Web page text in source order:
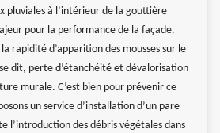
pluviales à l’intérieur de la gouttière
pour la performance de la façade.
rapidité d’apparition des mousses sur le
dit, perte d’étanchéité et dévalorisation
murale. C’est bien pour prévenir ce
un service d’installation d’un pare
l’introduction des débris végétales dans